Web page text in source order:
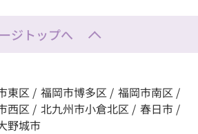
ジトップへ
東区 / 福岡市博多区 / 福岡市南区 /
西区 / 北九州市小倉北区 / 春日市 /
野城市